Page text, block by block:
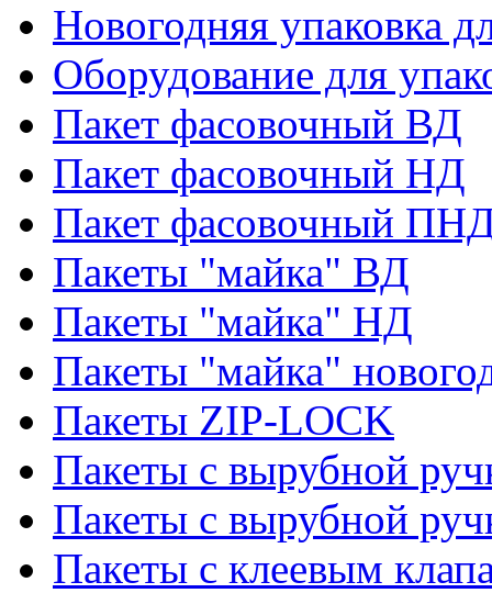
Новогодняя упаковка
Оборудование для
Пакет фасовочный ВД
Пакет фасовочный НД
Пакет фасовочный
Пакеты "майка" ВД
Пакеты "майка" НД
Пакеты "майка"
Пакеты ZIP-LOCK
Пакеты с вырубной
Пакеты с вырубной
Пакеты с клеевым